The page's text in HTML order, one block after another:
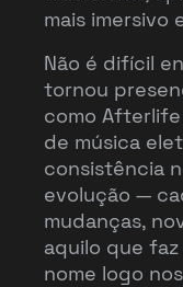
mais imersivo
Não é difícil
tornou
como
de música
consistência
evolução —
mudanças,
aquilo que
nome logo